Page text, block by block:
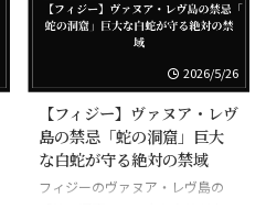
2026/5/26
【フィジー】ヴァヌア・レヴ
島の禁忌「蛇の洞窟」巨大
な白蛇が守る絶対の禁域
フィジーのヴァヌア・レヴ島の